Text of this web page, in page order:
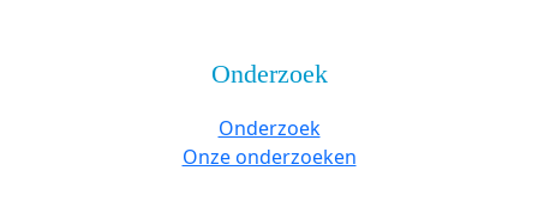
Onderzoek
Onderzoek
Onze onderzoeken